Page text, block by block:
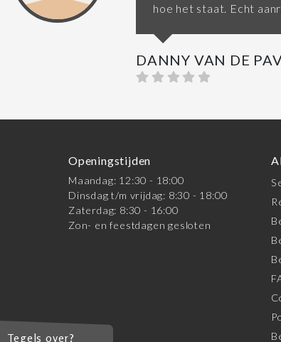
hoe het staat. Echt
DANNY VAN DE
Openingstijden
Maandag: 12:30 - 18:00
Dinsdag t/m vrijdag: 8:30 - 18:00
Zaterdag: 8:30 - 16:00
Zon- en feestdagen gesloten
Tegels over?